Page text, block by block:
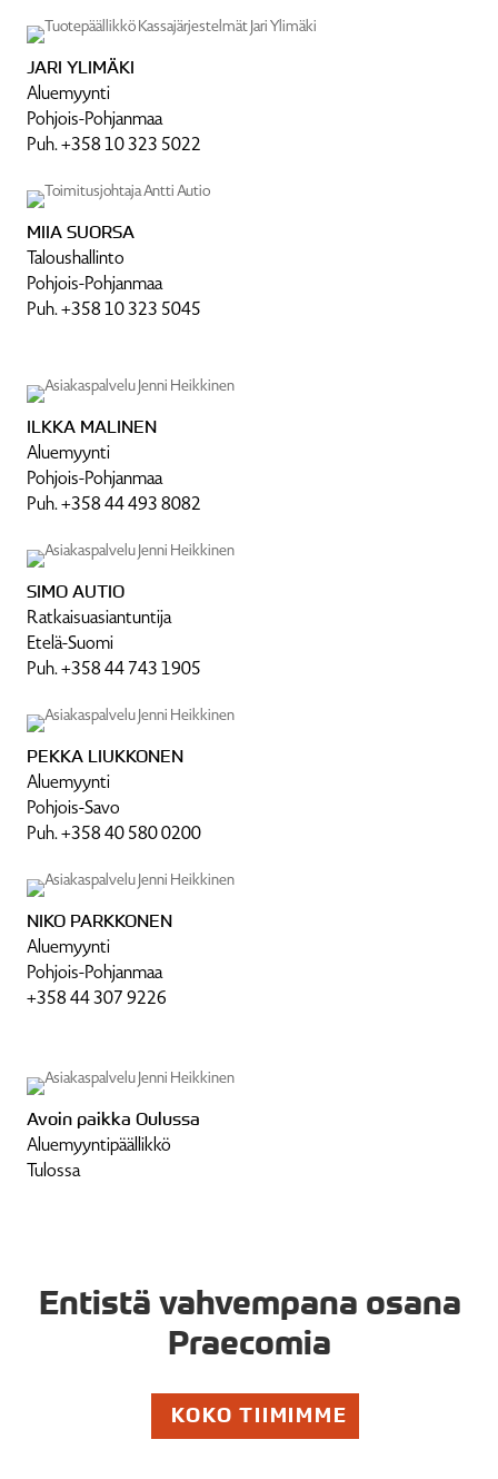
JARI YLIMÄKI
Aluemyynti
Pohjois-Pohjanmaa
Puh. +358 10 323 5022
MIIA SUORSA
Talous­hal­linto
Pohjois-Pohjanmaa
Puh. +358 10 323 5045
ILKKA MALINEN
Aluemyynti
Pohjois-Pohjanmaa
Puh. +358 44 493 8082
SIMO AUTIO
Ratkai­su­asian­tuntija
Etelä-Suomi
Puh. +358 44 743 1905
PEKKA LIUKKONEN
Aluemyynti
Pohjois-Savo
Puh. +358 40 580 0200
NIKO PARKKONEN
Aluemyynti
Pohjois-Pohjanmaa
+358 44 307 9226
Avoin paikka Oulussa
Aluemyyn­ti­pääl­likkö
Tulossa
Entistä vahvempana osana
Praecomia
KOKO TIIMIMME